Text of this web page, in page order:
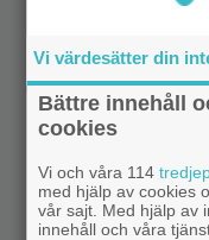
Vi värdesätter din
Bättre innehåll
cookies
Vi och våra 114
med hjälp av cookies
vår sajt. Med hjälp av
innehåll och våra